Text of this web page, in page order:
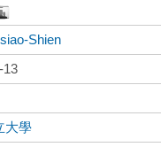
Shien
13
大學